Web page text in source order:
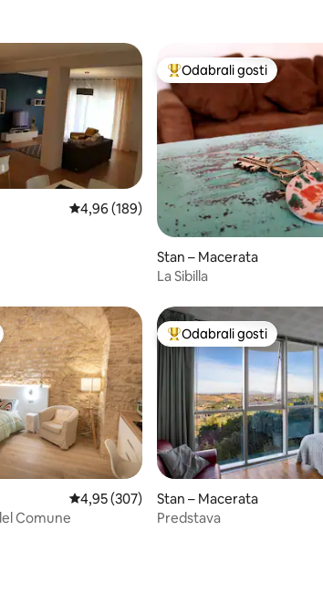
Prosječna ocjena: 4,96/5, recenzija: 189
4,96 (189)
Među najviše
Odabrali gosti
Stan – Macerata
La Sibilla
s oznakom „Odabrali gosti”
Prosječna ocjena: 4,95/5, recenzija: 307
4,95 (307)
Comune
Među najviše
Odabrali gosti
Stan – Macerata
Predstava